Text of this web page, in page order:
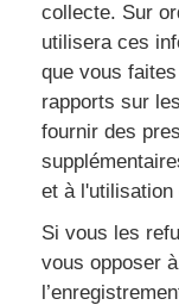
collecte. Sur
utilisera ces
que vous
rapports sur
fournir des
et à l'utilisation
Si vous les
vous opposer